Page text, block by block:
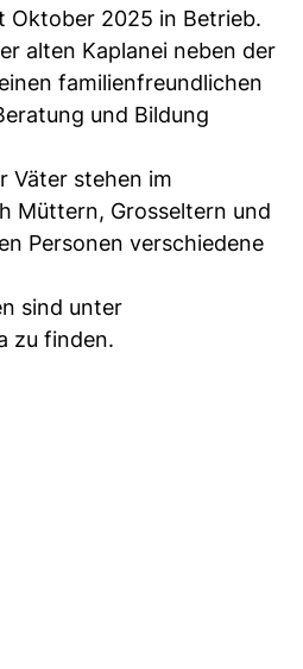
Oktober 2025 in Betrieb.
alten Kaplanei neben der
familienfreundlichen
und Bildung
Väter stehen im
Müttern, Grosseltern und
Personen verschiedene
sind unter
zu finden.